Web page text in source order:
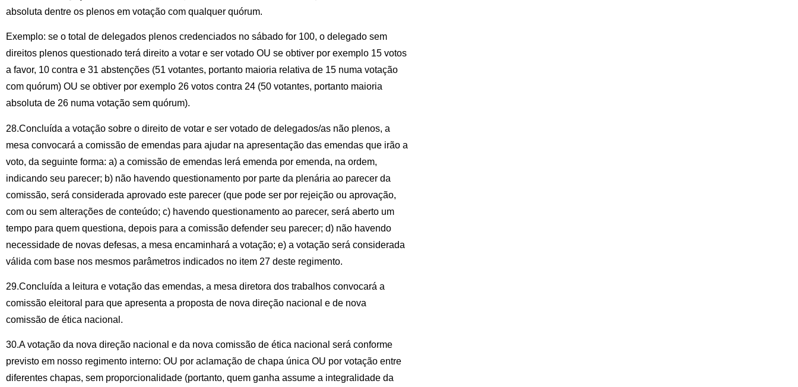
absoluta dentre os plenos em votação com qualquer quórum.
Exemplo: se o total de delegados plenos credenciados no sábado for 100, o delegado sem
direitos plenos questionado terá direito a votar e ser votado OU se obtiver por exemplo 15 votos
a favor, 10 contra e 31 abstenções (51 votantes, portanto maioria relativa de 15 numa votação
com quórum) OU se obtiver por exemplo 26 votos contra 24 (50 votantes, portanto maioria
absoluta de 26 numa votação sem quórum).
28.Concluída a votação sobre o direito de votar e ser votado de delegados/as não plenos, a
mesa convocará a comissão de emendas para ajudar na apresentação das emendas que irão a
voto, da seguinte forma: a) a comissão de emendas lerá emenda por emenda, na ordem,
indicando seu parecer; b) não havendo questionamento por parte da plenária ao parecer da
comissão, será considerada aprovado este parecer (que pode ser por rejeição ou aprovação,
com ou sem alterações de conteúdo; c) havendo questionamento ao parecer, será aberto um
tempo para quem questiona, depois para a comissão defender seu parecer; d) não havendo
necessidade de novas defesas, a mesa encaminhará a votação; e) a votação será considerada
válida com base nos mesmos parâmetros indicados no item 27 deste regimento.
29.Concluída a leitura e votação das emendas, a mesa diretora dos trabalhos convocará a
comissão eleitoral para que apresenta a proposta de nova direção nacional e de nova
comissão de ética nacional.
30.A votação da nova direção nacional e da nova comissão de ética nacional será conforme
previsto em nosso regimento interno: OU por aclamação de chapa única OU por votação entre
diferentes chapas, sem proporcionalidade (portanto, quem ganha assume a integralidade da